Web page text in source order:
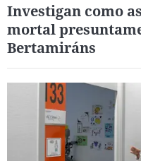
Investigan como
mortal
Bertamiráns